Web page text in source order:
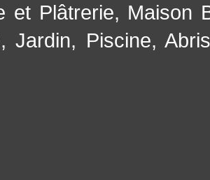
et Plâtrerie, Maison
,Jardin, Piscine,